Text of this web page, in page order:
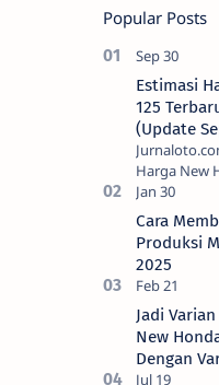
Popular Posts
Estimasi
125
(Update
Harga New
OTR Kediri
2024) Brosis
Motor (AH…
Cara
Produksi
2025
Jadi
New
Dengan